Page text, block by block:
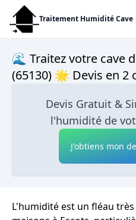
Traitement Humidité Cave
🌊 Traitez votre cave
(65130) 🌟 Devis en
Devis Gratuit &
l'humidité de
J'obtiens mon
L'humidité est un fléau